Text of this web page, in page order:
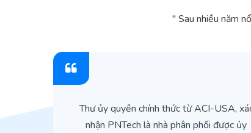
" Sau nhiều năm
Thư ủy quyền chính thức từ ACI-USA,
nhận PNTech là nhà phân phối được ủy